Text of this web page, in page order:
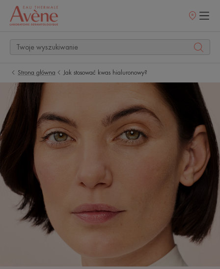
Punkty
Strona główna Jak stosować kwas hialuronowy?